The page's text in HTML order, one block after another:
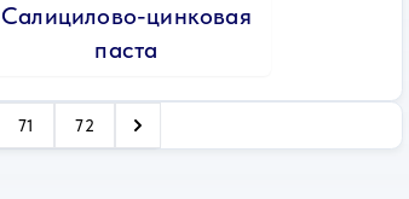
Салицилово-цинковая
паста
71 72